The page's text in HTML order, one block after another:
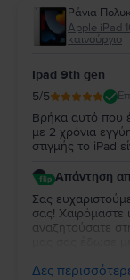
Ράνια
Apple iPad
καινούργιο
Ipad 9th gen
5/5
Βρήκα αυτό που
με 2 χρόνια
στιγμής το iPad
Απάντηση
Σας
σας! Χαιρόμαστε
αναζητούσατε
να την
Δες